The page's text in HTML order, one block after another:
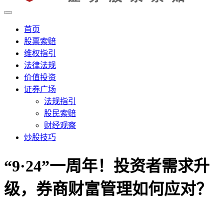
股盾网
证券股票维权网
首页
股票索赔
维权指引
法律法规
价值投资
证券广场
法规指引
股民索赔
财经观察
炒股技巧
“9·24”一周年！投资者需求升
级，券商财富管理如何应对？